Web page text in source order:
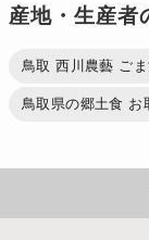
産地・生産者
鳥取 西川農藝 ご
鳥取県の郷土食 お